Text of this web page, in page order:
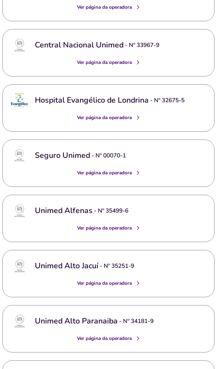
Ver página da operadora
Central Nacional Unimed- Nº33967-9
Ver página da operadora
Hospital Evangélico de Londrina - Nº32675-5
Ver página da operadora
Seguro Unimed- Nº00070-1
Ver página da operadora
Unimed Alfenas - Nº35499-6
Ver página da operadora
Unimed Alto Jacuí- Nº35251-9
Ver página da operadora
Unimed Alto Paranaiba - Nº34181-9
Ver página da operadora